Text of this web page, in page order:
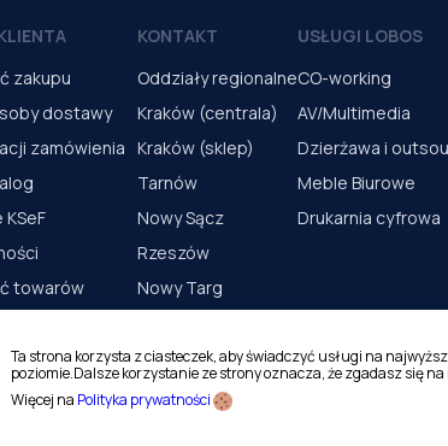
zakupu
dostawy
zamówienia
KSeF
towarów
urządzeń
KONTAKT
Oddziały regionalne
Kraków (centrala)
Kraków (sklep)
Tarnów
Nowy Sącz
Rzeszów
Nowy Targ
Katowice
Magazyn Kraków
USŁUGI LOBOS
CO-working
AV/Multimedia
Dzierżawa i
Meble Biurowe
Drukarnia cyfrowa
Ta strona korzysta z ciasteczek, aby świadczyć usługi na
poziomie.Dalsze korzystanie ze strony oznacza, że zgadasz się na
Więcej na Polityka prywatności